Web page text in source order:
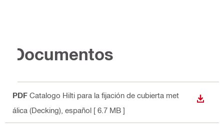
Documentos
PDF Catalogo Hilti para la fijación de cubierta met
álica (Decking) , español [ 6.7 MB ]